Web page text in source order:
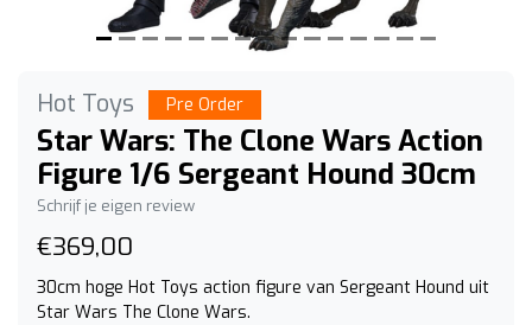
Hot Toys Pre Order
Star Wars: The Clone Wars Action
Figure 1/6 Sergeant Hound 30cm
Schrijf je eigen review
€369,00
30cm hoge Hot Toys action figure van Sergeant Hound uit
Star Wars The Clone Wars.